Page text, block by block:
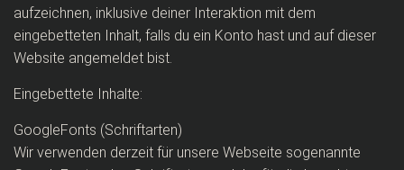
aufzeichnen, inklusive deiner Interaktion mit dem
eingebetteten Inhalt, falls du ein Konto hast und auf dieser
Website angemeldet bist.
Eingebettete Inhalte:
GoogleFonts (Schriftarten)
Wir verwenden derzeit für unsere Webseite sogenannte